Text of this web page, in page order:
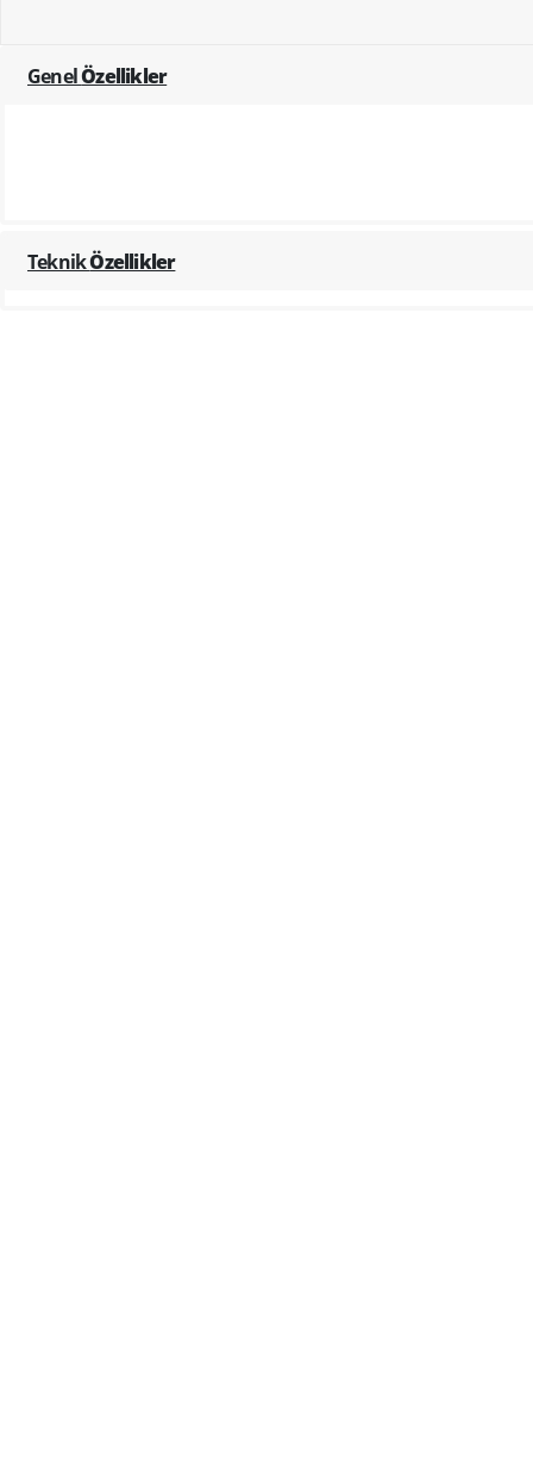
GenelÖzellikler
TeknikÖzellikler